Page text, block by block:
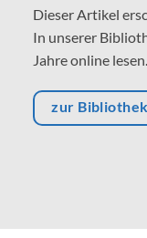
Dieser Artikel
In unserer
Jahre online lesen.
zur